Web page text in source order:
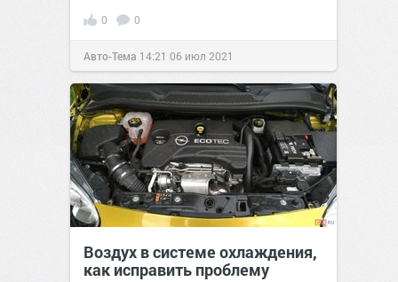
0 0
Авто-Тема 14:21 06 июл 2021
Воздух в системе охлаждения,
как исправить проблему